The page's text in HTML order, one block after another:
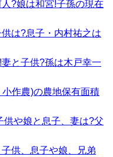
?娘は和宮!子孫の現在
は?息子・内村祐之は
と子供?孫は木戸幸一
作農)の農地保有面積
供や娘と息子、妻は?父
供、息子や娘、兄弟